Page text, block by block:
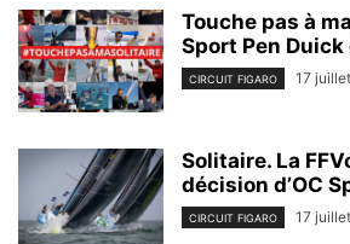
Touche pas à
Sport Pen
CIRCUIT FIGARO 17
Solitaire. La
décision d’OC
CIRCUIT FIGARO 17